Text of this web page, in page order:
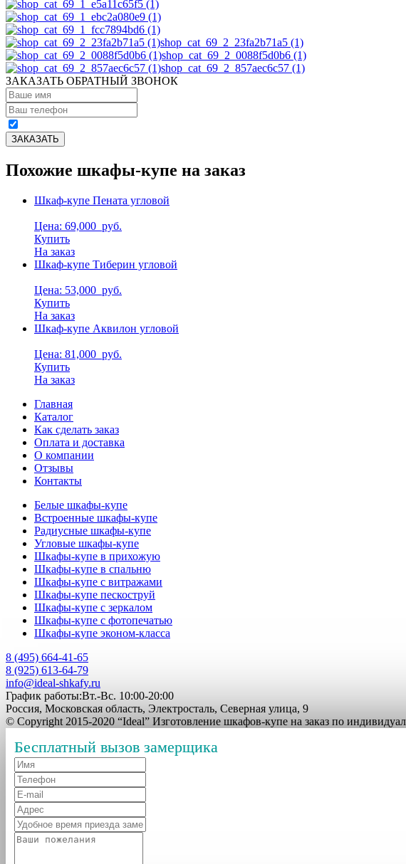
shop_cat_69_2_23fa2b71a5 (1)
shop_cat_69_2_0088f5d0b6 (1)
shop_cat_69_2_857aec6c57 (1)
ЗАКАЗАТЬ ОБРАТНЫЙ ЗВОНОК
Похожие шкафы-купе на заказ
Шкаф-купе Пената угловой
Цена: 69,000 руб.
Купить
На заказ
Шкаф-купе Тиберин угловой
Цена: 53,000 руб.
Купить
На заказ
Шкаф-купе Аквилон угловой
Цена: 81,000 руб.
Купить
На заказ
Главная
Каталог
Как сделать заказ
Оплата и доставка
О компании
Отзывы
Контакты
Белые шкафы-купе
Встроенные шкафы-купе
Радиусные шкафы-купе
Угловые шкафы-купе
Шкафы-купе в прихожую
Шкафы-купе в спальню
Шкафы-купе с витражами
Шкафы-купе пескоструй
Шкафы-купе с зеркалом
Шкафы-купе с фотопечатью
Шкафы-купе эконом-класса
8 (495) 664-41-65
8 (925) 613-64-79
info@ideal-shkafy.ru
График работы:Вт.-Вс. 10:00-20:00
Россия, Московская область, Электросталь, Северная улица, 9
© Copyright 2015-2020 “Ideal” Изготовление шкафов-купе на заказ по
Бесплатный вызов замерщика